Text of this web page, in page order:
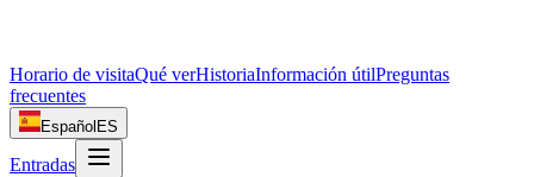
Horario de visitaQué verHistoriaInformación útilPreguntas
frecuentes
Español ES
Entradas